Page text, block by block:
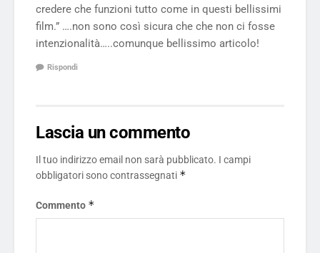
credere che funzioni tutto come in questi bellissimi
film.” ….non sono così sicura che che non ci fosse
intenzionalità…..comunque bellissimo articolo!
Rispondi
Lascia un commento
Il tuo indirizzo email non sarà pubblicato. I campi
obbligatori sono contrassegnati *
Commento *